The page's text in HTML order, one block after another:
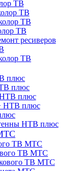
ТВ
ТВ
ТВ
ТВ
ресиверов
ТВ
плюс
плюс
НТВ плюс
НТВ плюс
НТВ плюс
ТВ МТС
ТВ МТС
ТВ МТС